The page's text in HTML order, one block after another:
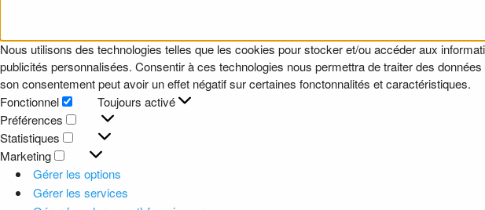
Nous utilisons des technologies telles que les cookies pour stocker et/ou accéder aux
publicités personnalisées. Consentir à ces technologies nous permettra de traiter des
son consentement peut avoir un effet négatif sur certaines fonctonnalités et caractéristiques.
Fonctionnel
Fonctionnel
Toujours activé
Préférences
Préférences
Statistiques
Statistiques
Marketing
Marketing
Gérer les options
Gérer les services